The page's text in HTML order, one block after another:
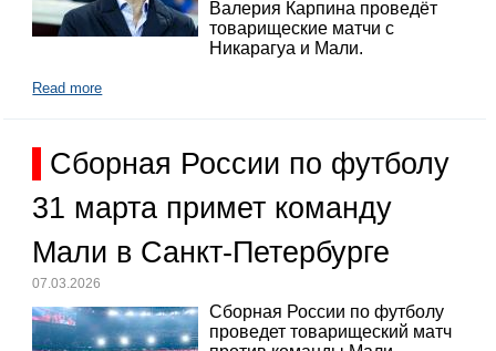
Валерия Карпина проведёт
товарищеские матчи с
Никарагуа и Мали.
Read more
Сборная России по футболу
31 марта примет команду
Мали в Санкт-Петербурге
07.03.2026
Сборная России по футболу
проведет товарищеский матч